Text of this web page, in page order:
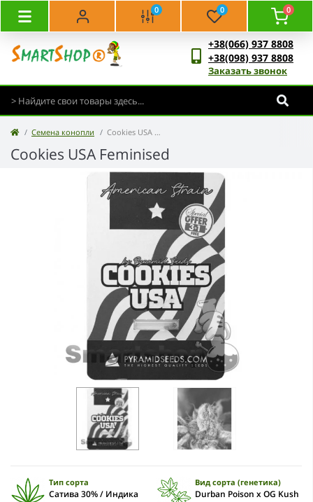
0 0 0
+38(066) 937 8808
+38(098) 937 8808
Заказать звонок
Семена конопли Cookies USA Feminised
Cookies USA Feminised
Тип сорта
Сатива 30% / Индика
Вид сорта (генетика)
Durban Poison x OG Kush